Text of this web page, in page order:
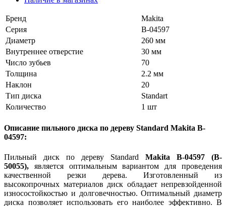
Бренд
Makita
Серия
B-04597
Диаметр
260 мм
Внутреннее отверстие
30 мм
Число зубьев
70
Толщина
2.2 мм
Наклон
20
Тип диска
Standart
Количество
1 шт
Описание пильного диска по дереву Standard Makita B-
04597:
Пильный диск по дереву Standard Makita B-04597 (B-
50055), является оптимальным вариантом для проведения
качественной резки дерева. Изготовленный из
высокопрочных материалов диск обладает непревзойденной
износостойкостью и долговечностью. Оптимальный диаметр
диска позволяет использовать его наиболее эффективно. В